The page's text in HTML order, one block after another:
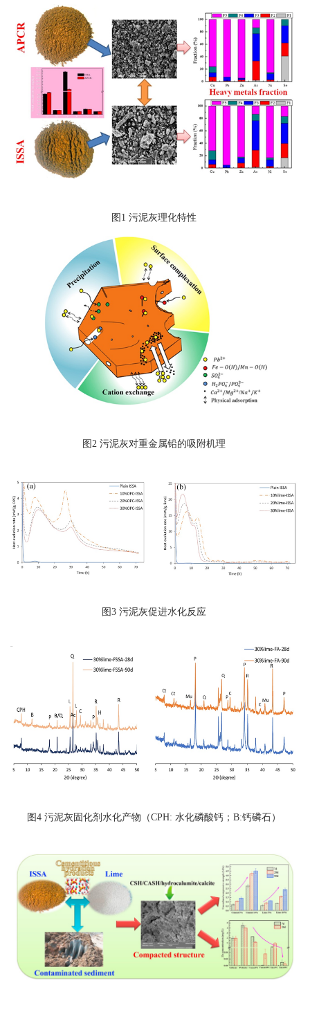
图1 污泥灰理化特性
图2 污泥灰对重金属铅的吸附机理
图3 污泥灰促进水化反应
图4 污泥灰固化剂水化产物（CPH: 水化磷酸钙；B:钙磷石）